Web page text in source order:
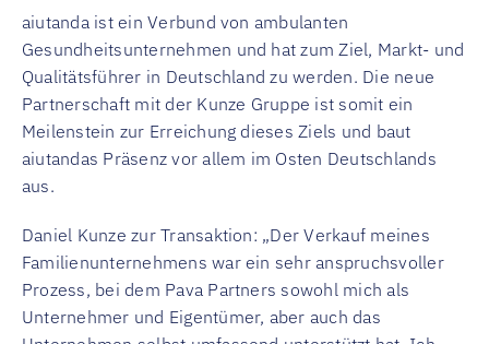
aiutanda ist ein Verbund von ambulanten
Gesundheitsunternehmen und hat zum Ziel, Markt- und
Qualitätsführer in Deutschland zu werden. Die neue
Partnerschaft mit der Kunze Gruppe ist somit ein
Meilenstein zur Erreichung dieses Ziels und baut
aiutandas Präsenz vor allem im Osten Deutschlands
aus.
Daniel Kunze zur Transaktion: „Der Verkauf meines
Familienunternehmens war ein sehr anspruchsvoller
Prozess, bei dem Pava Partners sowohl mich als
Unternehmer und Eigentümer, aber auch das